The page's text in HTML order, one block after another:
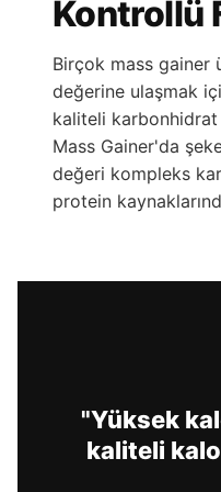
Kontrollü
Birçok mass gainer
değerine ulaşmak
kaliteli karbonhidrat
Mass Gainer'da
değeri kompleks
protein
"Yüksek
kaliteli